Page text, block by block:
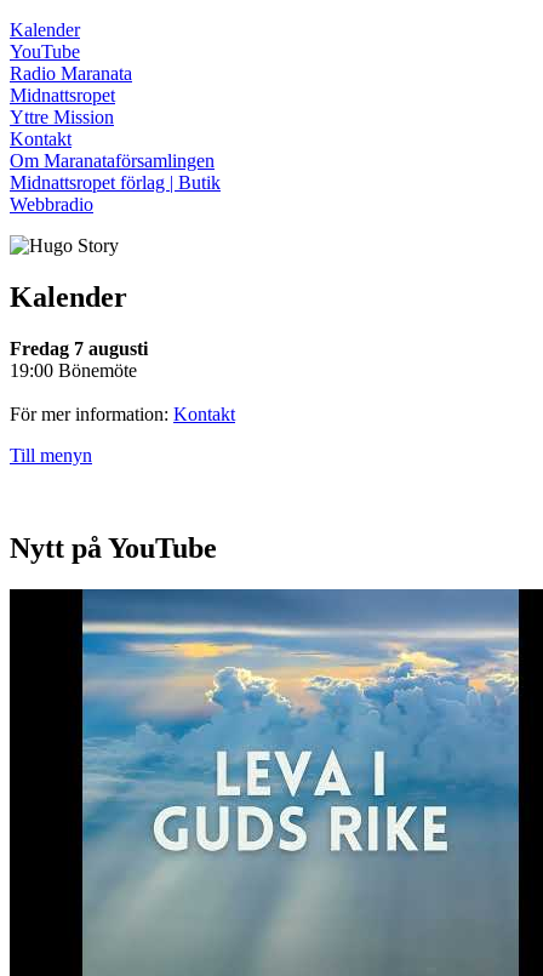
Kalender
YouTube
Radio Maranata
Midnattsropet
Yttre Mission
Kontakt
Om Maranataförsamlingen
Midnattsropet förlag | Butik
Webbradio
Kalender
Fredag 7 augusti
19:00 Bönemöte
För mer information: Kontakt
Till menyn
Nytt på YouTube